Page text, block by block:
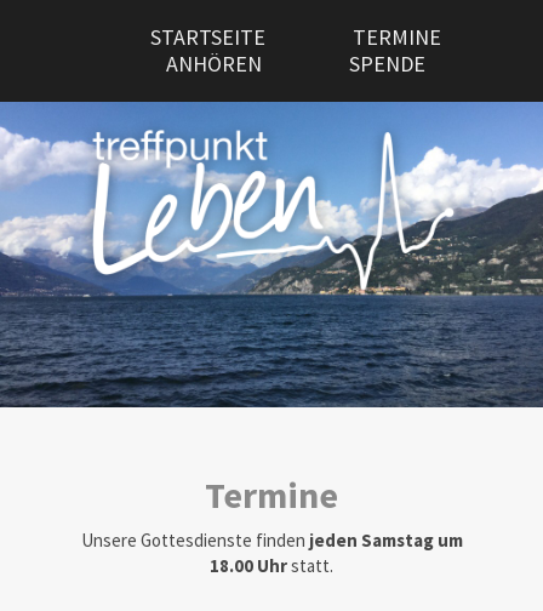
STARTSEITE
TERMINE
ANHÖREN
SPENDE
Termine
Unsere Gottesdienste finden jeden Samstag um
18.00 Uhrstatt.